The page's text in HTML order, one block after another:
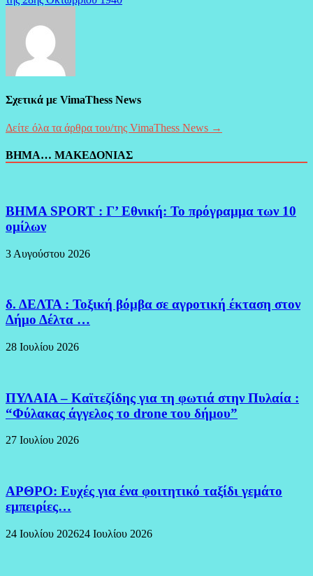
Σχετικά με VimaThess News
Δείτε όλα τα άρθρα του/της VimaThess News →
ΒΗΜΑ… ΜΑΚΕΔΟΝΙΑΣ
BHMA SPORT : Γ’ Εθνική: Το πρόγραμμα των 10
ομίλων
3 Αυγούστου 2026
δ. ΔΕΛΤΑ : Τοξική βόμβα σε αγροτική έκταση στον
Δήμο Δέλτα …
28 Ιουλίου 2026
ΠΥΛΑΙΑ – Καϊτεζίδης για τη φωτιά στην Πυλαία :
“Φύλακας άγγελος το drone του δήμου”
27 Ιουλίου 2026
ΑΡΘΡΟ: Ευχές για ένα φοιτητικό ταξίδι γεμάτο
εμπειρίες…
24 Ιουλίου 202624 Ιουλίου 2026